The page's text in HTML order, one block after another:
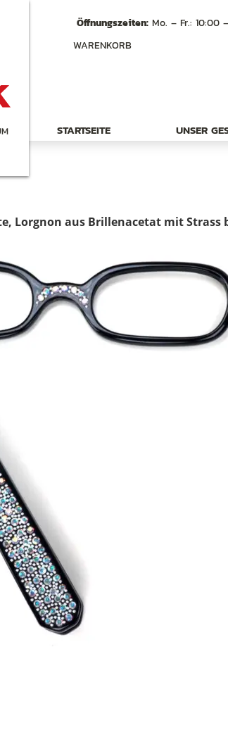
Öffnungszeiten:Mo. – Fr.: 10:00
WARENKORB
STARTSEITE UNSER
Lorgnon aus Brillenacetat mit Strass